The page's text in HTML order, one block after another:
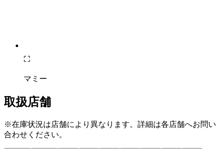
⛶
マミー
取扱店舗
※在庫状況は店舗により異なります。詳細は各店舗へお問い
合わせください。